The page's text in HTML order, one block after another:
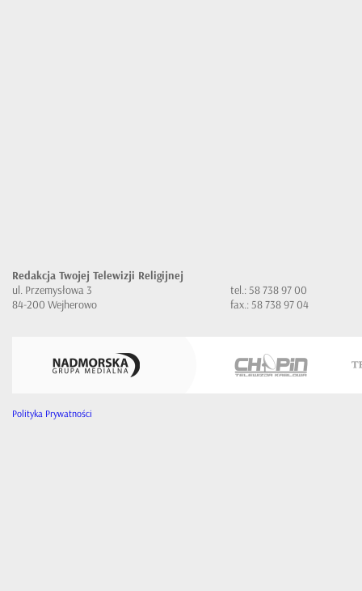
Redakcja Twojej Telewizji Religijnej
ul. Przemysłowa 3
84-200 Wejherowo
tel.: 58 738 97 00
fax.: 58 738 97 04
Polityka Prywatności